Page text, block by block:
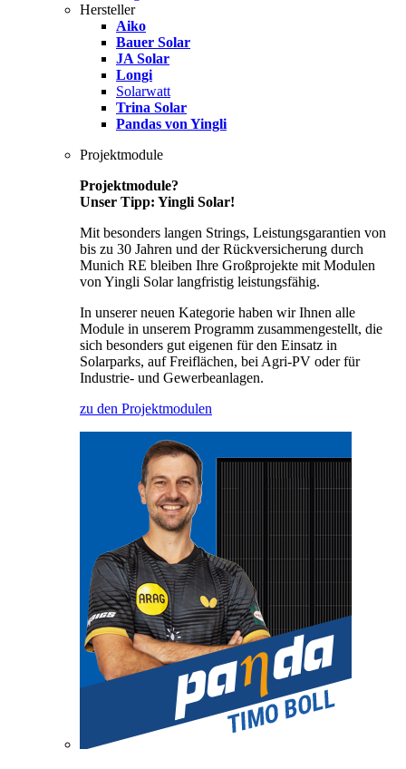
Hersteller
Aiko
Bauer Solar
JA Solar
Longi
Solarwatt
Trina Solar
Pandas von Yingli
Projektmodule
Projektmodule?
Unser Tipp: Yingli Solar!
Mit besonders langen Strings, Leistungsgarantien von
bis zu 30 Jahren und der Rückversicherung durch
Munich RE bleiben Ihre Großprojekte mit Modulen
von Yingli Solar langfristig leistungsfähig.
In unserer neuen Kategorie haben wir Ihnen alle
Module in unserem Programm zusammengestellt, die
sich besonders gut eigenen für den Einsatz in
Solarparks, auf Freiflächen, bei Agri-PV oder für
Industrie- und Gewerbeanlagen.
zu den Projektmodulen